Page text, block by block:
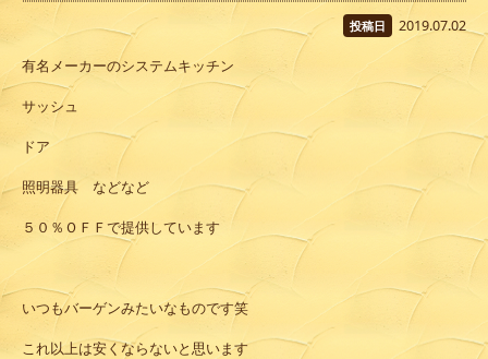
投稿日 2019.07.02
有名メーカーのシステムキッチン
サッシュ
ドア
照明器具 などなど
５０％ＯＦＦで提供しています
いつもバーゲンみたいなものです笑
これ以上は安くならないと思います